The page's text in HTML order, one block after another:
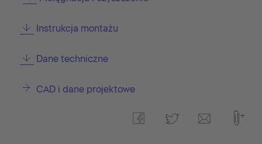
Instrukcja montażu
Dane techniczne
CAD i dane projektowe